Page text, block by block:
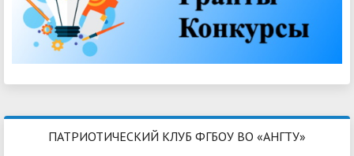
ПАТРИОТИЧЕСКИЙ КЛУБ ФГБОУ ВО «АНГТУ»